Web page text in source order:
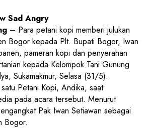
Sad Angry
– Para petani kopi memberi julukan
Bogor kepada Plt. Bupati Bogor, Iwan
pameran kopi dan penyerahan
kepada Kelompok Tani Gunung
Sukamakmur, Selasa (31/5).
Petani Kopi, Andika, saat
pada acara tersebut. Menurut
Pak Iwan Setiawan sebagai
Bogor.